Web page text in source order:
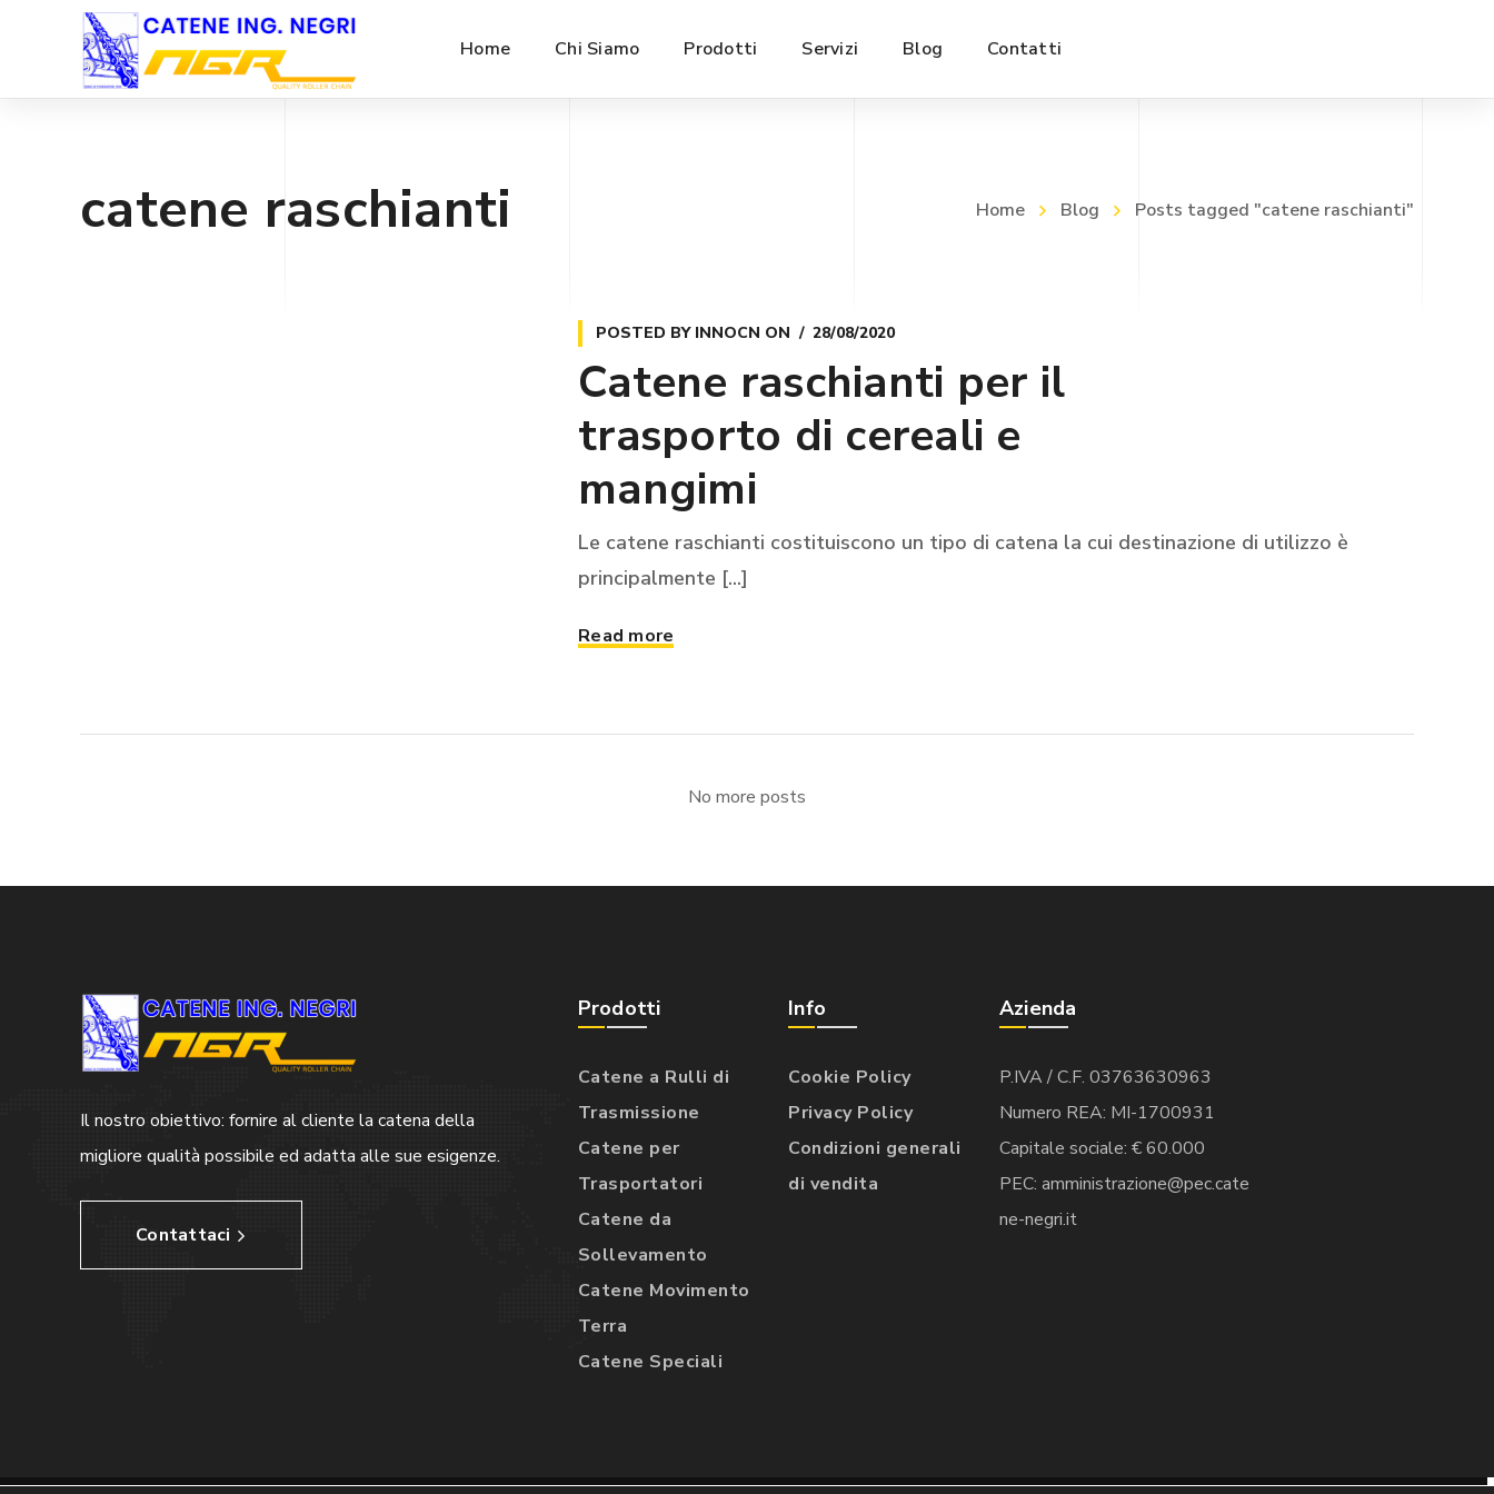
Home Chi Siamo Prodotti Servizi Blog Contatti
catene raschianti Home Blog Posts tagged "catene raschianti"
POSTED BY INNOCN ON 28/08/2020
Catene raschianti per il
trasporto di cereali e
mangimi
Le catene raschianti costituiscono un tipo di catena la cui destinazione di utilizzo è
principalmente [...]
Read more
No more posts
Il nostro obiettivo: fornire al cliente la catena della
migliore qualità possibile ed adatta alle sue esigenze.
Contattaci
Prodotti
Catene a Rulli di
Trasmissione
Catene per
Trasportatori
Catene da
Sollevamento
Catene Movimento
Terra
Catene Speciali
Info
Cookie Policy
Privacy Policy
Condizioni generali
di vendita
Azienda
P.IVA / C.F. 03763630963
Numero REA: MI-1700931
Capitale sociale: € 60.000
PEC: amministrazione@pec.cate
ne-negri.it